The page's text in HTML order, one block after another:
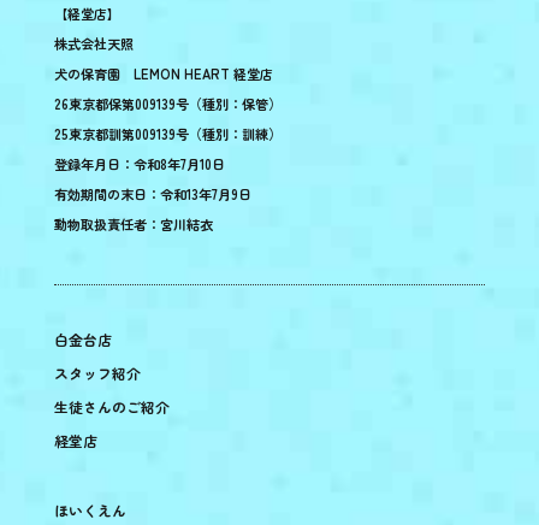
【経堂店】
株式会社天照
犬の保育園 LEMON HEART 経堂店
26東京都保第009139号（種別：保管）
25東京都訓第009139号（種別：訓練）
登録年月日：令和8年7月10日
有効期間の末日：令和13年7月9日
動物取扱責任者：宮川結衣
白金台店
スタッフ紹介
生徒さんのご紹介
経堂店
ほいくえん